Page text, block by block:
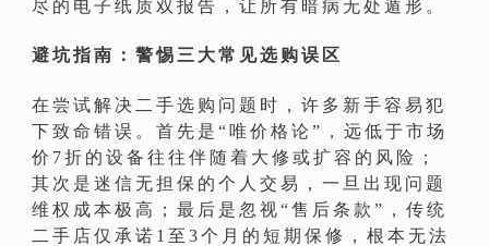
尽的电子纸质双报告，让所有暗病无处遁形。
避坑指南：警惕三大常见选购误区
在尝试解决二手选购问题时，许多新手容易犯
下致命错误。首先是“唯价格论”，远低于市场
价7折的设备往往伴随着大修或扩容的风险；
其次是迷信无担保的个人交易，一旦出现问题
维权成本极高；最后是忽视“售后条款”，传统
二手店仅承诺1至3个月的短期保修，根本无法